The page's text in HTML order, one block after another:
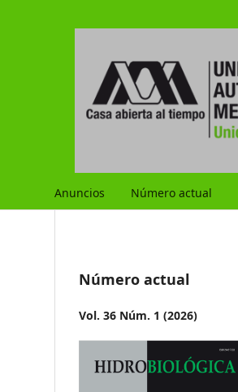
Anuncios Número actual
Número actual
Vol. 36 Núm. 1 (2026)